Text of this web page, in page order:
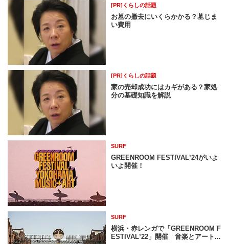
[PR]くらしの話題
お墓の撤去にいくらかかる？墓じま
い費用
[PR]くらしの話題
家の売却成功にはカギがある？家処
分の基礎知識を解説
SURF
GREENROOM FESTIVALʼ24がいよ
いよ開催！
SURF
横浜・赤レンガで「GREENROOM F
ESTIVALʼ22」開催 音楽とアート...